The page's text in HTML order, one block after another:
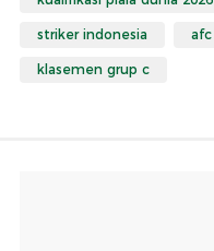
striker indonesia afc
klasemen grup c